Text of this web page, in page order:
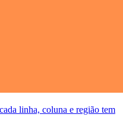
linha, coluna e região tem